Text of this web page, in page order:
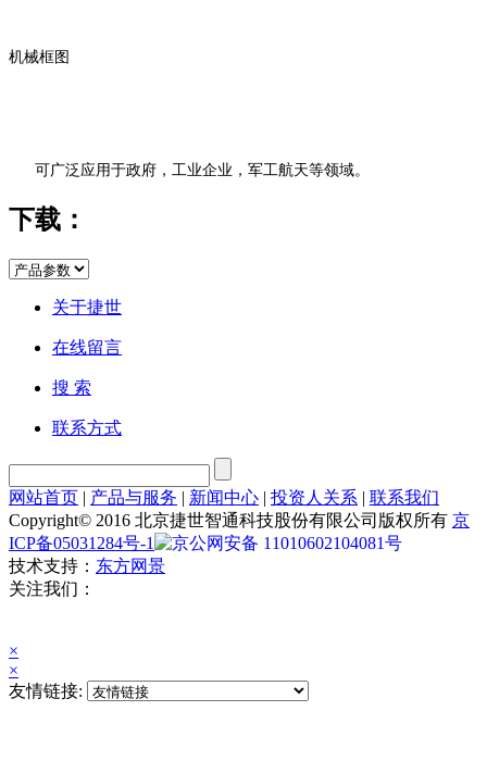
机械框图
可广泛应用于政府，工业企业，军工航天等领域。
下载：
关于捷世
在线留言
搜 索
联系方式
网站首页 | 产品与服务 | 新闻中心 | 投资人关系 | 联系我们
Copyright© 2016 北京捷世智通科技股份有限公司版权所有 京
ICP备05031284号-1
京公网安备 11010602104081号
技术支持： 东方网景
关注我们：
×
×
友情链接: